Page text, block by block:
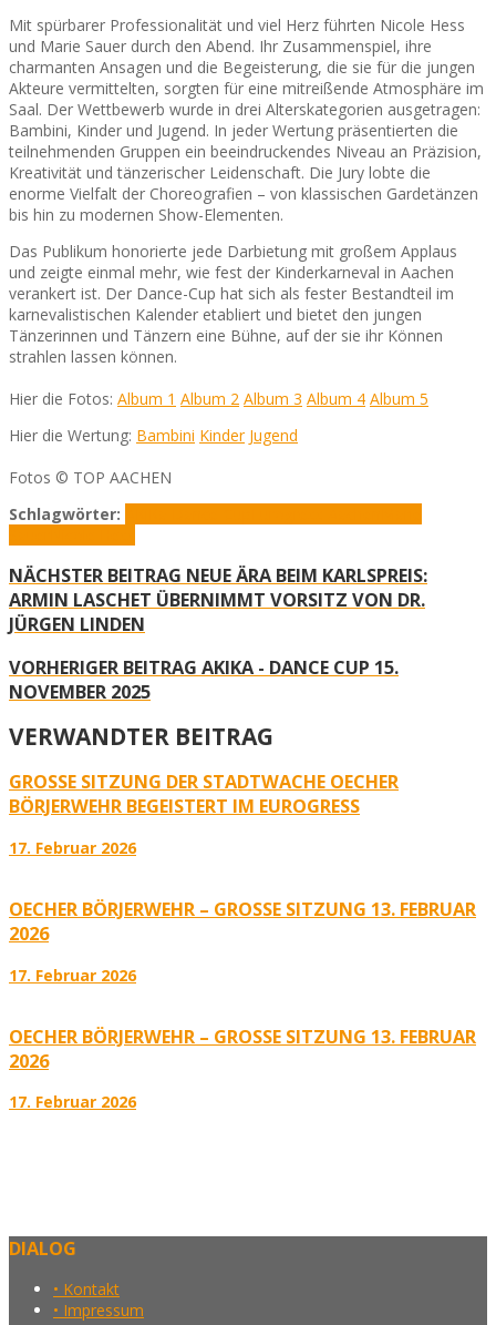
Mit spürbarer Professionalität und viel Herz führten Nicole Hess
und Marie Sauer durch den Abend. Ihr Zusammenspiel, ihre
charmanten Ansagen und die Begeisterung, die sie für die jungen
Akteure vermittelten, sorgten für eine mitreißende Atmosphäre im
Saal. Der Wettbewerb wurde in drei Alterskategorien ausgetragen:
Bambini, Kinder und Jugend. In jeder Wertung präsentierten die
teilnehmenden Gruppen ein beeindruckendes Niveau an Präzision,
Kreativität und tänzerischer Leidenschaft. Die Jury lobte die
enorme Vielfalt der Choreografien – von klassischen Gardetänzen
bis hin zu modernen Show-Elementen.
Das Publikum honorierte jede Darbietung mit großem Applaus
und zeigte einmal mehr, wie fest der Kinderkarneval in Aachen
verankert ist. Der Dance-Cup hat sich als fester Bestandteil im
karnevalistischen Kalender etabliert und bietet den jungen
Tänzerinnen und Tänzern eine Bühne, auf der sie ihr Können
strahlen lassen können.
Hier die Fotos: Album 1 Album 2 Album 3 Album 4 Album 5
Hier die Wertung: Bambini Kinder Jugend
Fotos © TOP AACHEN
Schlagwörter:
NÄCHSTER BEITRAG NEUE ÄRA BEIM KARLSPREIS:
ARMIN LASCHET ÜBERNIMMT VORSITZ VON DR.
JÜRGEN LINDEN
VORHERIGER BEITRAG AKIKA - DANCE CUP 15.
NOVEMBER 2025
VERWANDTER BEITRAG
GROSSE SITZUNG DER STADTWACHE OECHER B
ÖRJERWEHR BEGEISTERT IM EUROGRESS
17. Februar 2026
OECHER BÖRJERWEHR – GROSSE SITZUNG 13. FEBRUAR 2
026
17. Februar 2026
OECHER BÖRJERWEHR – GROSSE SITZUNG 13. FEBRUAR 2
026
17. Februar 2026
DIALOG
• Kontakt
• Impressum